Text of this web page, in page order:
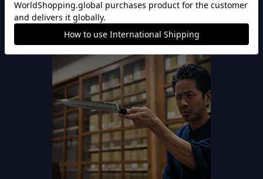
だけます。
※全品検品しているので返品は0.01%です。